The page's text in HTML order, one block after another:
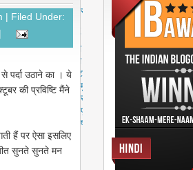
| Filed Under:
|
पर्दा उठाने का । ये
की प्रविष्टि मैंने
हैं पर ऐसा इसलिए
सुनते सुनते मन
स्ट
नी
पो
स्ट
मु
ख्य
पृ
ष्ठ